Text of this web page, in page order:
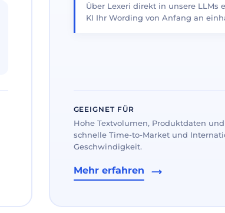
Über Lexeri direkt in unsere LLMs
KI Ihr Wording von Anfang an
GEEIGNET FÜR
Hohe Textvolumen, Produktdaten
schnelle Time-to-Market und
Geschwindigkeit.
Mehr erfahren